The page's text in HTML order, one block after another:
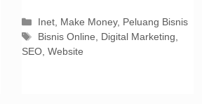
Kategori
Inet, Make Money, Peluang Bisnis
Tag
Bisnis Online, Digital Marketing,
SEO, Website